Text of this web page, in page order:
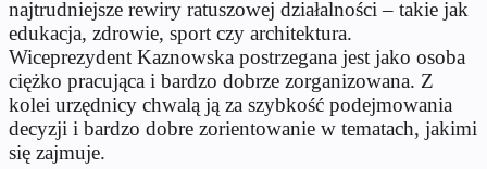
najtrudniejsze rewiry ratuszowej działalności – takie jak
edukacja, zdrowie, sport czy architektura.
Wiceprezydent Kaznowska postrzegana jest jako osoba
ciężko pracująca i bardzo dobrze zorganizowana. Z
kolei urzędnicy chwalą ją za szybkość podejmowania
decyzji i bardzo dobre zorientowanie w tematach, jakimi
się zajmuje.